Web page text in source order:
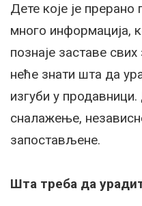
Дете које је прерано
много информација,
познаје заставе
неће знати шта да
изгуби у
сналажење,
запостављене.
Шта треба да